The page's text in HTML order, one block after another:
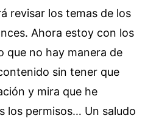
revisar los temas de los
Ahora estoy con los
que no hay manera de
sin tener que
y mira que he
los permisos… Un saludo